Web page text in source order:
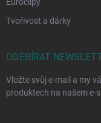
Tvořivost a dárky
ODEBÍRAT
Vložte svůj e-mail a my
produktech na našem e-